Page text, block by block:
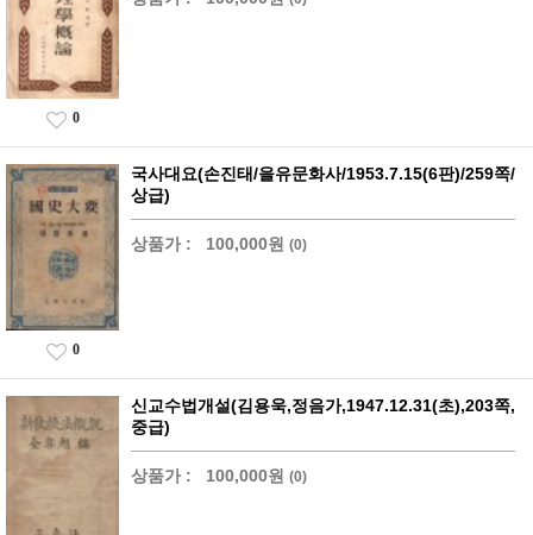
0
국사대요(손진태/을유문화사/1953.7.15(6판)/259쪽/
상급)
상품가 : 100,000원 (0)
0
신교수법개설(김용욱,정음가,1947.12.31(초),203쪽,
중급)
상품가 : 100,000원 (0)